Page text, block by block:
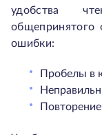
удобства
общепринятого
ошибки:
Пробелы в